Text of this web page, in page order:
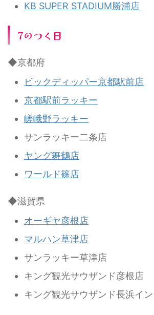
KB SUPER STADIUM勝浦店
7のつく日
◆京都府
ビックディッパー京都駅前店
京都駅前ラッキー
嵯峨野ラッキー
サンラッキー二条店
ヤング舞鶴店
ワールド篠店
◆滋賀県
オーギヤ彦根店
マルハン草津店
サンラッキー草津店
キング観光サウザンド彦根店
キング観光サウザンド長浜イ